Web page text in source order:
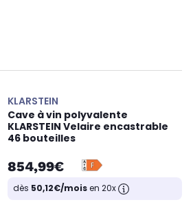
KLARSTEIN
Cave à vin polyvalente
KLARSTEIN Velaire encastrable
46 bouteilles
854,99€
dès 50,12€/moisen 20x